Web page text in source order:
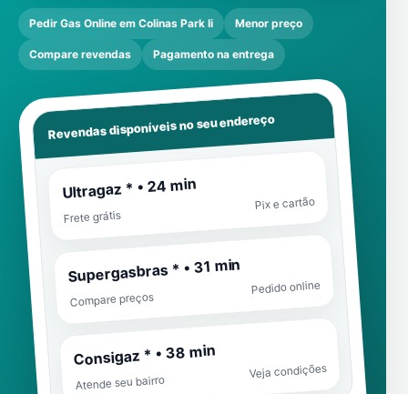
Pedir Gas Online em Colinas Park Ii Menor preço
Compare revendas Pagamento na entrega
Revendas disponíveis no seu endereço
Ultragaz * • 24 min
Frete grátis
Pix e cartão
Supergasbras * • 31 min
Compare preços
Pedido online
Consigaz * • 38 min
Atende seu bairro
Veja condições